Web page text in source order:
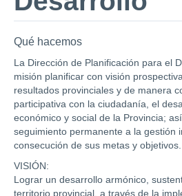
Qué hacemos
La Dirección de Planificación para el
misión planificar con visión
resultados provinciales y de manera
participativa con la ciudadanía, el
económico y social de la Provincia;
seguimiento permanente a la gestión
consecución de sus metas y objetivos.
VISIÓN:
Lograr un desarrollo armónico,
territorio provincial, a través de la